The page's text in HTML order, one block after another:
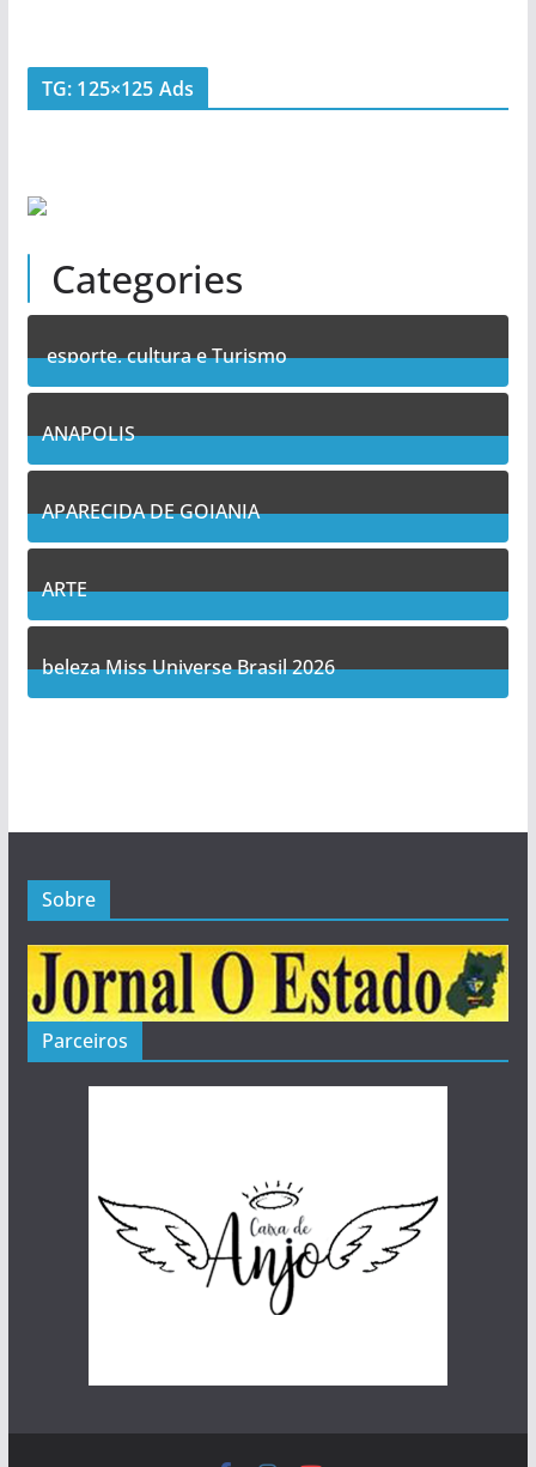
TG: 125×125 Ads
Categories
esporte, cultura e Turismo
7Posts
ANAPOLIS
11Posts
APARECIDA DE GOIANIA
14Posts
ARTE
5Posts
beleza Miss Universe Brasil 2026
Sobre
Parceiros